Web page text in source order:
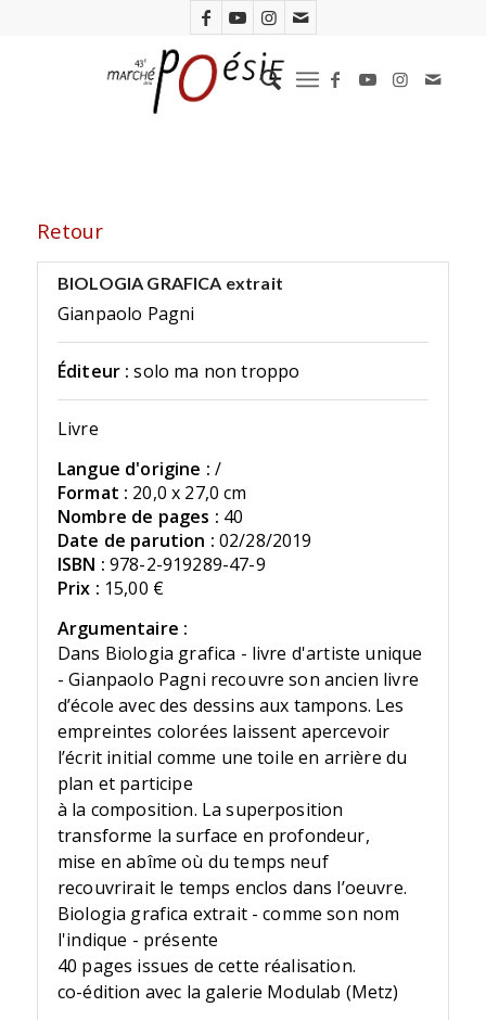
Retour
BIOLOGIA GRAFICA extrait
Gianpaolo Pagni
Éditeur : solo ma non troppo
Livre
Langue d'origine : /
Format : 20,0 x 27,0 cm
Nombre de pages : 40
Date de parution : 02/28/2019
ISBN : 978-2-919289-47-9
Prix : 15,00 €
Argumentaire :
Dans Biologia grafica - livre d'artiste unique
- Gianpaolo Pagni recouvre son ancien livre
d’école avec des dessins aux tampons. Les
empreintes colorées laissent apercevoir
l’écrit initial comme une toile en arrière du
plan et participe
à la composition. La superposition
transforme la surface en profondeur,
mise en abîme où du temps neuf
recouvrirait le temps enclos dans l’oeuvre.
Biologia grafica extrait - comme son nom
l'indique - présente
40 pages issues de cette réalisation.
co-édition avec la galerie Modulab (Metz)